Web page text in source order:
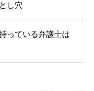
し穴
っている弁護士は